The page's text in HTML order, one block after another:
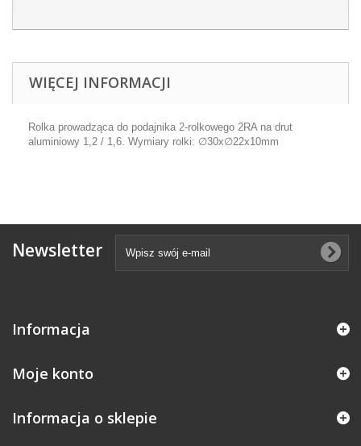
WIĘCEJ INFORMACJI
Rolka prowadząca do podajnika 2-rolkowego 2RA na drut
aluminiowy 1,2 / 1,6. Wymiary rolki: ∅30x∅22x10mm
Newsletter
Informacja
Moje konto
Informacja o sklepie